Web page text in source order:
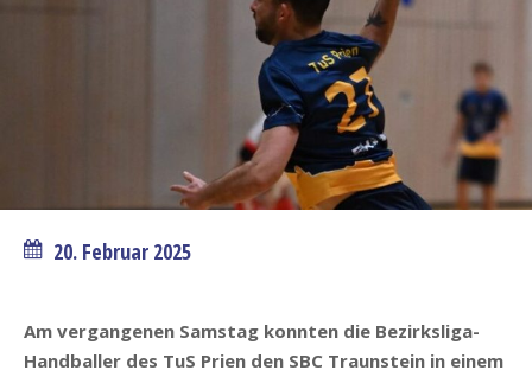
20. Februar 2025
Am vergangenen Samstag konnten die Bezirksliga-
Handballer des TuS Prien den SBC Traunstein in einem